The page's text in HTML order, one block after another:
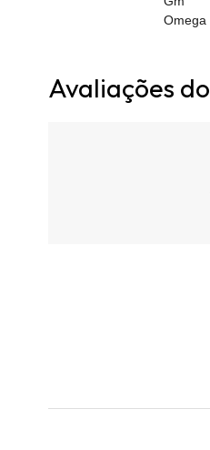
Omega
Avaliações